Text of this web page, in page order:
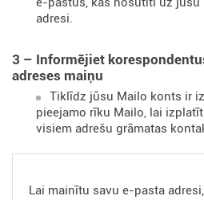
adresi.
3 – Informējiet
adreses maiņu
Tiklīdz jūsu Mailo konts ir
pieejamo rīku Mailo, lai
visiem adrešu grāmatas
Lai mainītu savu e-pasta